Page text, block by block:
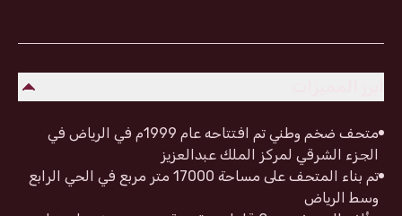
متحف ضخم وطني تم افتتاحه عام 1999م في الرياض في
الجزء الشرقي لمركز الملك عبدالعزيز
تم بناء المتحف على مساحة 17000 متر مربع في الحي الرابع
وسط الرياض